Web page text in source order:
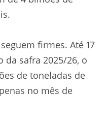
firmes. Até 17
da safra 2025/26, o
de toneladas de
no mês de